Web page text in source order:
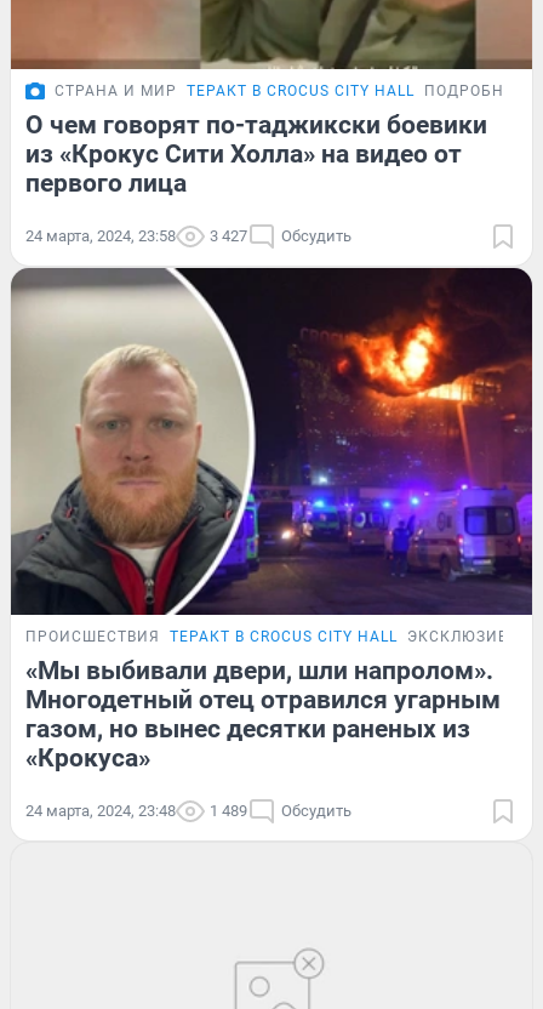
СТРАНА И МИР ТЕРАКТ В CROCUS CITY HALL
О чем говорят по-таджикски боевики
из «Крокус Сити Холла» на видео от
первого лица
24 марта, 2024, 23:58 3 427 Обсудить
ПРОИСШЕСТВИЯ ТЕРАКТ В CROCUS CITY HALL ЭКСКЛЮЗИВ
«Мы выбивали двери, шли напролом».
Многодетный отец отравился угарным
газом, но вынес десятки раненых из
«Крокуса»
24 марта, 2024, 23:48 1 489 Обсудить